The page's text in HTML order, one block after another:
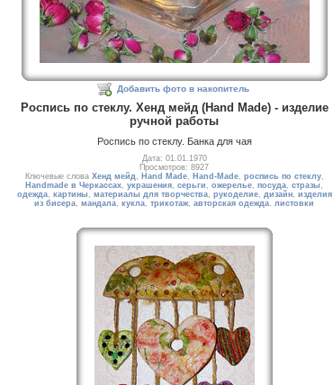
Добавить фото в накопитель
Роспись по стеклу. Хенд мейд (Hand Made) - изделие
ручной работы
Роспись по стеклу. Банка для чая
Дата: 01.01.1970
Просмотров: 8927
Ключевые слова Хенд мейд, Hand Made, Hand-Made, роспись по стеклу,
Handmade в Черкассах, украшения, серьги , ожерелье, посуда, стразы ,
одежда, картины , материалы для творчества, рукоделие, дизайн, изделия
из бисера, мандала, кукла, трикотаж, авторская одежда, листовки